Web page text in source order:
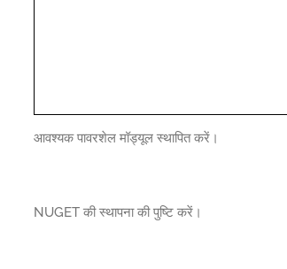
आवश्यक पावरशेल मॉड्यूल स्थापित करें।
NUGET की स्थापना की पुष्टि करें।